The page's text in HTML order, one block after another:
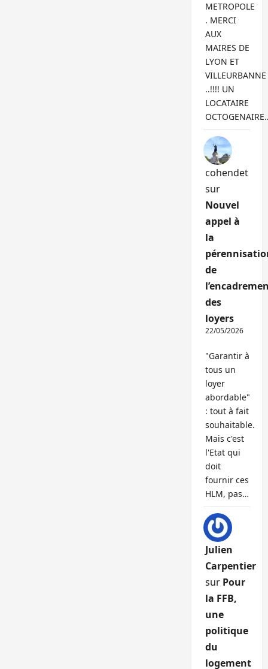
METROPOLE
. MERCI
AUX
MAIRES DE
LYON ET
VILLEURBANNE
..!!!! UN
LOCATAIRE
cohendet
sur
Nouvel
appel à
la
de
des
loyers
22/05/2026
"Garantir à
tous un
loyer
abordable"
: tout à fait
souhaitable.
Mais c'est
l'Etat qui
doit
fournir ces
HLM, pas…
Julien
Carpentier
sur Pour
la FFB,
une
politique
du
logement